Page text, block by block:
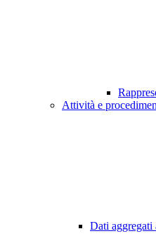
Attività e
Dati aggregati